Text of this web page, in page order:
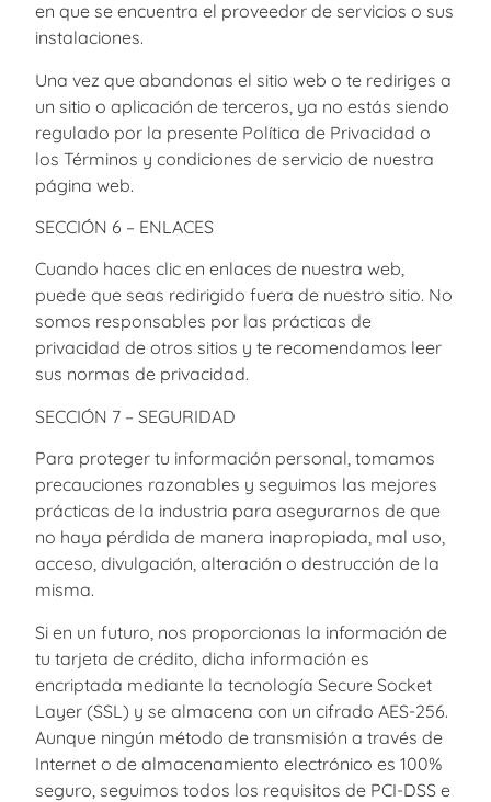
en que se encuentra el proveedor de servicios o sus
instalaciones.
Una vez que abandonas el sitio web o te rediriges a
un sitio o aplicación de terceros, ya no estás siendo
regulado por la presente Política de Privacidad o
los Términos y condiciones de servicio de nuestra
página web.
SECCIÓN 6 – ENLACES
Cuando haces clic en enlaces de nuestra web,
puede que seas redirigido fuera de nuestro sitio. No
somos responsables por las prácticas de
privacidad de otros sitios y te recomendamos leer
sus normas de privacidad.
SECCIÓN 7 – SEGURIDAD
Para proteger tu información personal, tomamos
precauciones razonables y seguimos las mejores
prácticas de la industria para asegurarnos de que
no haya pérdida de manera inapropiada, mal uso,
acceso, divulgación, alteración o destrucción de la
misma.
Si en un futuro, nos proporcionas la información de
tu tarjeta de crédito, dicha información es
encriptada mediante la tecnología Secure Socket
Layer (SSL) y se almacena con un cifrado AES-256.
Aunque ningún método de transmisión a través de
Internet o de almacenamiento electrónico es 100%
seguro, seguimos todos los requisitos de PCI-DSS e